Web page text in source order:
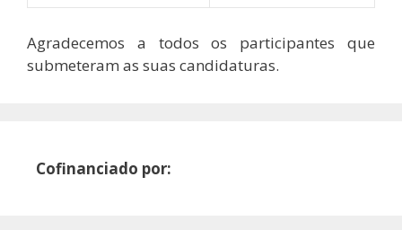
Agradecemos a todos os participantes que
submeteram as suas candidaturas.
Cofinanciado por: